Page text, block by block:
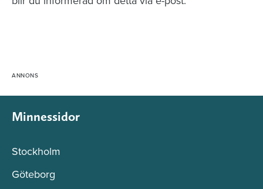
Minnessidor
Stockholm
Göteborg